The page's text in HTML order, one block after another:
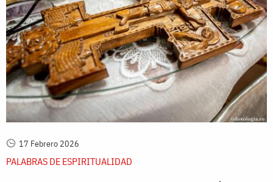
17 Febrero 2026
PALABRAS DE ESPIRITUALIDAD